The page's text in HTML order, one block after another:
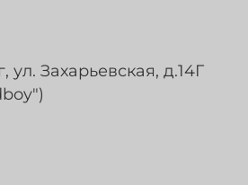
ул. Захарьевская, д.14Г